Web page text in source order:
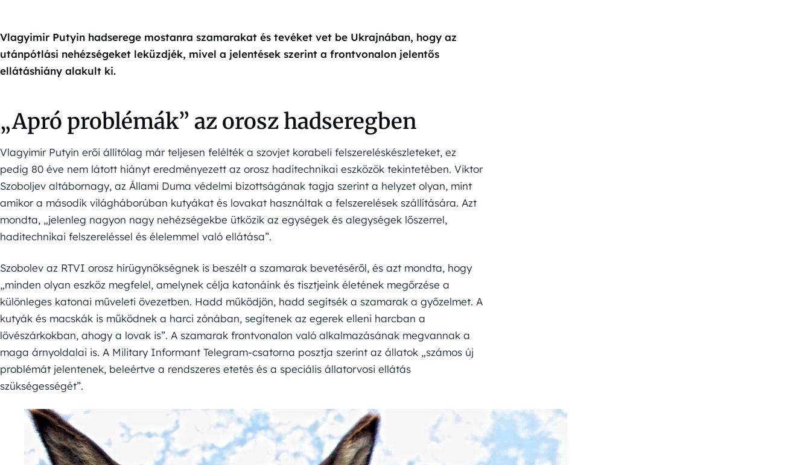
Vlagyimir Putyin hadserege mostanra szamarakat és tevéket vet be Ukrajnában, hogy az
utánpótlási nehézségeket leküzdjék, mivel a jelentések szerint a frontvonalon jelentős
ellátáshiány alakult ki.
„Apró problémák” az orosz hadseregben
Vlagyimir Putyin erői állítólag már teljesen felélték a szovjet korabeli felszereléskészleteket, ez
pedig 80 éve nem látott hiányt eredményezett az orosz haditechnikai eszközök tekintetében. Viktor
Szoboljev altábornagy, az Állami Duma védelmi bizottságának tagja szerint a helyzet olyan, mint
amikor a második világháborúban kutyákat és lovakat használtak a felszerelések szállítására. Azt
mondta, „jelenleg nagyon nagy nehézségekbe ütközik az egységek és alegységek lőszerrel,
haditechnikai felszereléssel és élelemmel való ellátása”.
Szobolev az RTVI orosz hírügynökségnek is beszélt a szamarak bevetéséről, és azt mondta, hogy
„minden olyan eszköz megfelel, amelynek célja katonáink és tisztjeink életének megőrzése a
különleges katonai műveleti övezetben. Hadd működjön, hadd segítsék a szamarak a győzelmet. A
kutyák és macskák is működnek a harci zónában, segítenek az egerek elleni harcban a
lövészárkokban, ahogy a lovak is”. A szamarak frontvonalon való alkalmazásának megvannak a
maga árnyoldalai is. A Military Informant Telegram-csatorna posztja szerint az állatok „számos új
problémát jelentenek, beleértve a rendszeres etetés és a speciális állatorvosi ellátás
szükségességét”.